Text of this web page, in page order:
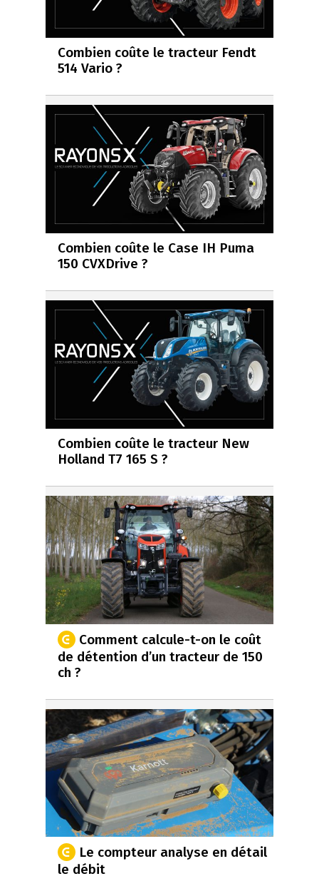
Combien coûte le tracteur Fendt
514 Vario ?
Combien coûte le Case IH Puma
150 CVXDrive ?
Combien coûte le tracteur New
Holland T7 165 S ?
Comment calcule-t-on le coût
de détention d’un tracteur de 150
ch ?
Le compteur analyse en détail
le débit